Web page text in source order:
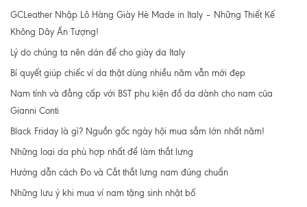
GCLeather Nhập Lô Hàng Giày Hè Made in Italy – Những Thiết Kế
Không Dây Ấn Tượng!
Lý do chúng ta nên dán đế cho giày da Italy
Bí quyết giúp chiếc ví da thật dùng nhiều năm vẫn mới đẹp
Nam tính và đẳng cấp với BST phụ kiện đồ da dành cho nam của
Gianni Conti
Black Friday là gì? Nguồn gốc ngày hội mua sắm lớn nhất năm!
Những loại da phù hợp nhất để làm thắt lưng
Hướng dẫn cách Đo và Cắt thắt lưng nam đúng chuẩn
Những lưu ý khi mua ví nam tặng sinh nhật bố